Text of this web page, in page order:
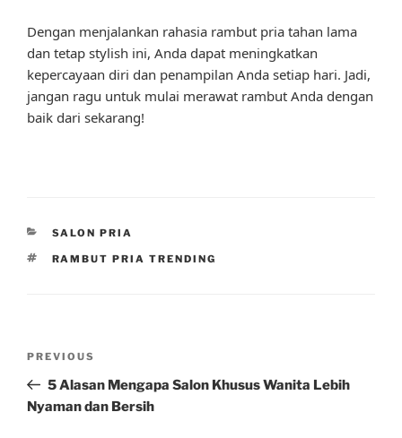
Dengan menjalankan rahasia rambut pria tahan lama
dan tetap stylish ini, Anda dapat meningkatkan
kepercayaan diri dan penampilan Anda setiap hari. Jadi,
jangan ragu untuk mulai merawat rambut Anda dengan
baik dari sekarang!
CATEGORIES
SALON PRIA
TAGS
RAMBUT PRIA TRENDING
Previous
Post
PREVIOUS
5 Alasan Mengapa Salon Khusus Wanita Lebih
Nyaman dan Bersih